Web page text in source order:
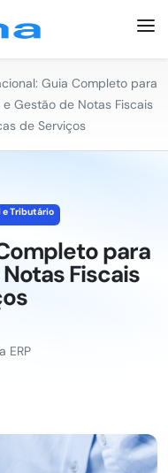
Guia Completo para
e Gestão de Notas Fiscais
de Serviços
e Tributário
para
Fiscais
ERP